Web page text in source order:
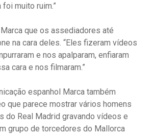
muito ruim.”
que os assediadores até
na cara deles. “Eles fizeram vídeos
e nos apalparam, enfiaram
cara e nos filmaram.”
espanhol Marca também
que parece mostrar vários homens
do Real Madrid gravando vídeos e
grupo de torcedores do Mallorca